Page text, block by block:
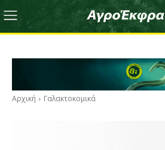
Αρχική Γαλακτοκομικά